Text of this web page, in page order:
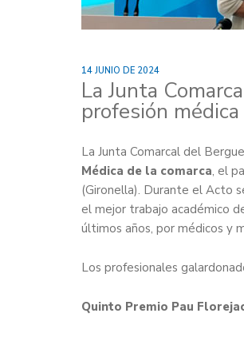
14 JUNIO DE 2024
La Junta
profesión médica
La Junta Comarcal del
Médica de la comarca, el
(Gironella). Durante el Acto
el mejor trabajo académico
últimos años, por médicos y
Los profesionales
Quinto Premio Pau